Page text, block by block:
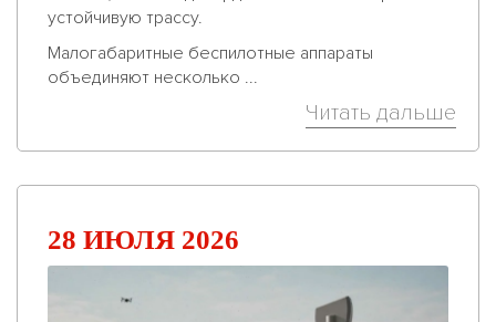
устойчивую трассу.
Малогабаритные беспилотные аппараты
объединяют несколько ...
Читать дальше
28 ИЮЛЯ 2026